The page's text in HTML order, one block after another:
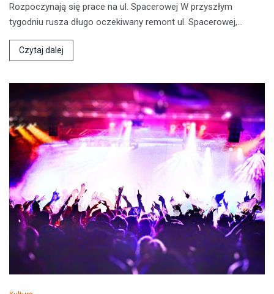
Rozpoczynają się prace na ul. Spacerowej W przyszłym
tygodniu rusza długo oczekiwany remont ul. Spacerowej,…
Czytaj dalej